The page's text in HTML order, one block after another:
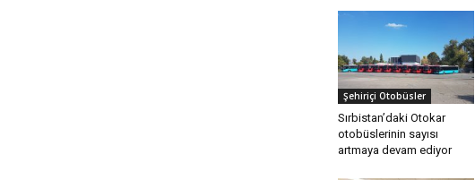
Şehiriçi Otobüsler
Sırbistan’daki Otokar
otobüslerinin sayısı
artmaya devam ediyor